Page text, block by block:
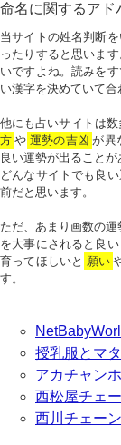
命名に関するアド
当サイトの姓名判断
ったりすると思いま
いですよね。読みを
い漢字を決めていて合
他にも占いサイトは数
方 や 運勢の吉凶 が異
良い運勢が出ることが
どんなサイトでも良
前だと思います。
ただ、あまり画数の
を大事にされると良
育ってほしいと 願い
す。
授乳服とマ
アカチャン
西松屋チェ
西川チェー